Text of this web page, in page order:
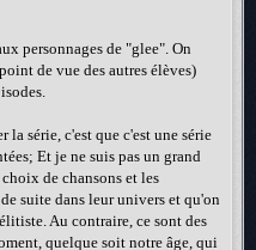
personnages de "glee". On
de vue des autres élèves)
la série, c'est que c'est une série
Et je ne suis pas un grand
de chansons et les
suite dans leur univers et qu'on
Au contraire, ce sont des
quelque soit notre âge, qui